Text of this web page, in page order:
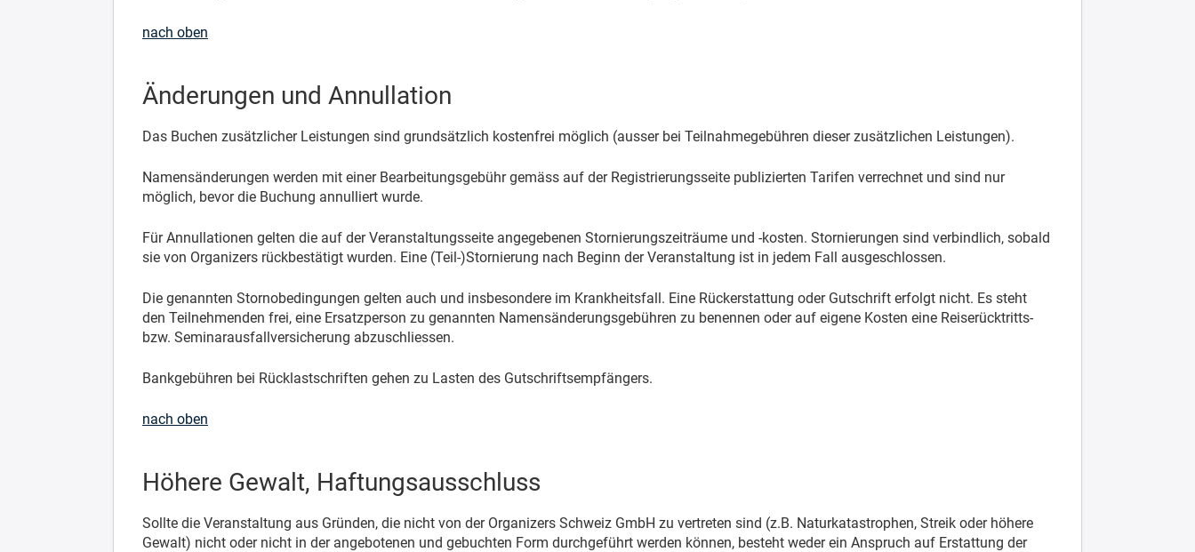
nach oben
Änderungen und Annullation
Das Buchen zusätzlicher Leistungen sind grundsätzlich kostenfrei möglich (ausser bei Teilnahmegebühren dieser zusätzlichen Leistungen).
Namensänderungen werden mit einer Bearbeitungsgebühr gemäss auf der Registrierungsseite publizierten Tarifen verrechnet und sind nur
möglich, bevor die Buchung annulliert wurde.
Für Annullationen gelten die auf der Veranstaltungsseite angegebenen Stornierungszeiträume und -kosten. Stornierungen sind verbindlich, sobald
sie von Organizers rückbestätigt wurden. Eine (Teil-)Stornierung nach Beginn der Veranstaltung ist in jedem Fall ausgeschlossen.
Die genannten Stornobedingungen gelten auch und insbesondere im Krankheitsfall. Eine Rückerstattung oder Gutschrift erfolgt nicht. Es steht
den Teilnehmenden frei, eine Ersatzperson zu genannten Namensänderungsgebühren zu benennen oder auf eigene Kosten eine Reiserücktritts-
bzw. Seminarausfallversicherung abzuschliessen.
Bankgebühren bei Rücklastschriften gehen zu Lasten des Gutschriftsempfängers.
nach oben
Höhere Gewalt, Haftungsausschluss
Sollte die Veranstaltung aus Gründen, die nicht von der Organizers Schweiz GmbH zu vertreten sind (z.B. Naturkatastrophen, Streik oder höhere
Gewalt) nicht oder nicht in der angebotenen und gebuchten Form durchgeführt werden können, besteht weder ein Anspruch auf Erstattung der